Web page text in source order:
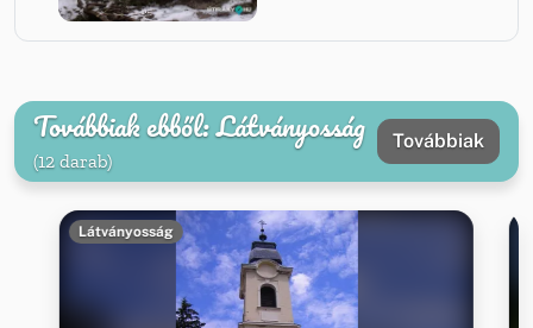
Továbbiak ebből: Látványosság
(12 darab)
Továbbiak
Látványosság